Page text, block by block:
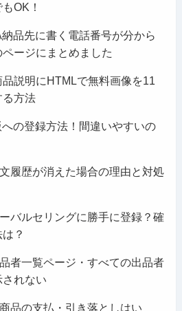
OK！
品先に書く電話番号が分から
ージにまとめました
説明にHTMLで無料画像を11
る方法
の登録方法！間違いやすいの
履歴が消えた場合の理由と対処
バルセリングに勝手に登録？確
？
者一覧ページ・すべての出品者
されない
品の支払・引き落としはい